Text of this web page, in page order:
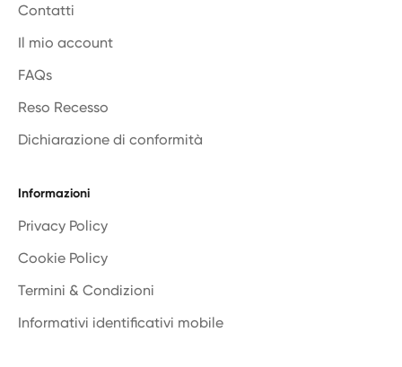
Contatti
Il mio account
FAQs
Reso Recesso
Dichiarazione di conformità
Informazioni
Privacy Policy
Cookie Policy
Termini & Condizioni
Informativi identificativi mobile